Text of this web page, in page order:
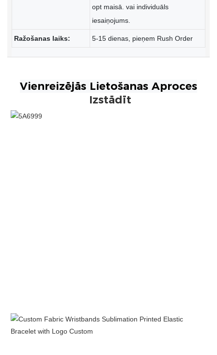
opt maisā. vai individuāls
iesaiņojums.
Ražošanas laiks: 5-15 dienas, pieņem Rush Order
Izstādīt